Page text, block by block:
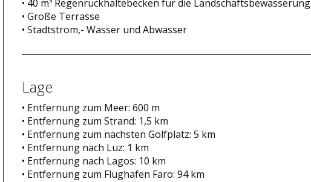
• 40 m³ Regenrückhaltebecken für die Landschaftsbewässerung
• Große Terrasse
• Stadtstrom,- Wasser und Abwasser
Lage
• Entfernung zum Meer: 600 m
• Entfernung zum Strand: 1,5 km
• Entfernung zum nächsten Golfplatz: 5 km
• Entfernung nach Luz: 1 km
• Entfernung nach Lagos: 10 km
• Entfernung zum Flughafen Faro: 94 km